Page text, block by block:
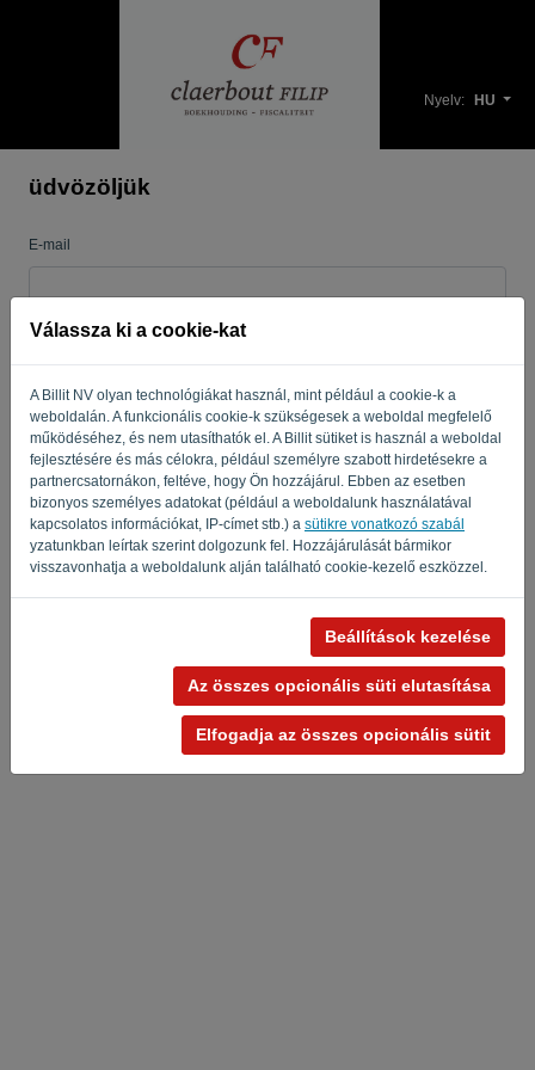
Válassza ki a cookie-kat
A Billit NV olyan technológiákat használ, mint például a cookie-k a
weboldalán. A funkcionális cookie-k szükségesek a weboldal megfelelő
működéséhez, és nem utasíthatók el. A Billit sütiket is használ a weboldal
fejlesztésére és más célokra, például személyre szabott hirdetésekre a
partnercsatornákon, feltéve, hogy Ön hozzájárul. Ebben az esetben
bizonyos személyes adatokat (például a weboldalunk használatával
kapcsolatos információkat, IP-címet stb.) a sütikre vonatkozó szabál
yzatunkban leírtak szerint dolgozunk fel. Hozzájárulását bármikor
visszavonhatja a weboldalunk alján található cookie-kezelő eszközzel.
Beállítások kezelése
Az összes opcionális süti elutasítása
Elfogadja az összes opcionális sütit
Nyelv: HU
üdvözöljük
E-mail
Jelszó
Emlékeztess Elfelejtett jelszó?
BEJELENTKEZÉS
Adatvédelmi irányelvek-Felhasználási feltételek